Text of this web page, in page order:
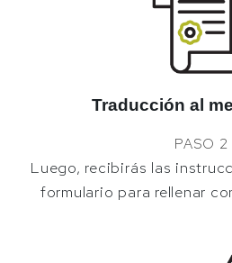
Traducción al
PASO 2
Luego, recibirás las
formulario para rellenar